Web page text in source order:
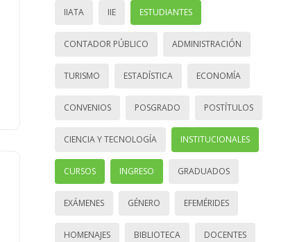
IIATA IIE ESTUDIANTES
CONTADOR PÚBLICO ADMINISTRACIÓN
TURISMO ESTADÍSTICA ECONOMÍA
CONVENIOS POSGRADO POSTÍTULOS
CIENCIA Y TECNOLOGÍA INSTITUCIONALES
CURSOS INGRESO GRADUADOS
EXÁMENES GÉNERO EFEMÉRIDES
HOMENAJES BIBLIOTECA DOCENTES